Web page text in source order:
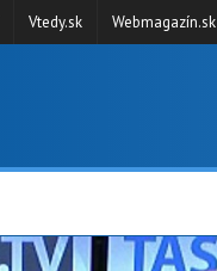
Vtedy.sk Webmagazín.sk